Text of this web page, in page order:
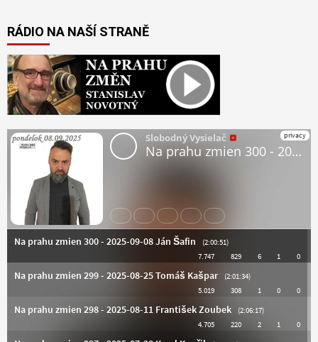
RÁDIO NA NAŠÍ STRANĚ